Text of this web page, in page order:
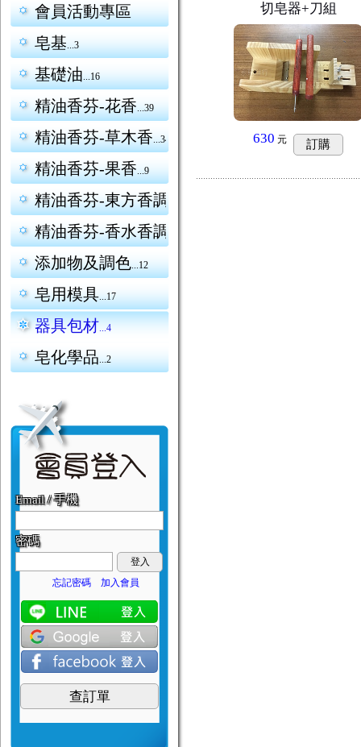
會員活動專區
皂基...3
基礎油...16
精油香芬-花香...39
精油香芬-草木香...34
精油香芬-果香...9
精油香芬-東方香調
精油香芬-香水香調
添加物及調色...12
皂用模具...17
器具包材...4
皂化學品...2
Email / 手機
密碼
登入
忘記密碼
加入會員
查訂單
切皂器+刀組
630 元 訂購